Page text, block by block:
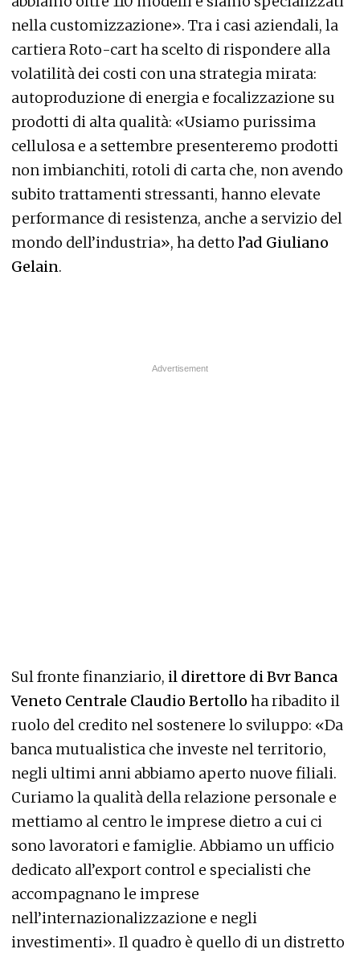
nella customizzazione». Tra i casi aziendali, la
cartiera Roto-cart ha scelto di rispondere alla
volatilità dei costi con una strategia mirata:
autoproduzione di energia e focalizzazione su
prodotti di alta qualità: «Usiamo purissima
cellulosa e a settembre presenteremo prodotti
non imbianchiti, rotoli di carta che, non avendo
subito trattamenti stressanti, hanno elevate
performance di resistenza, anche a servizio del
mondo dell’industria», ha detto l’ad Giuliano
Gelain.
Sul fronte finanziario, il direttore di Bvr Banca
Veneto Centrale Claudio Bertollo ha ribadito il
ruolo del credito nel sostenere lo sviluppo: «Da
banca mutualistica che investe nel territorio,
negli ultimi anni abbiamo aperto nuove filiali.
Curiamo la qualità della relazione personale e
mettiamo al centro le imprese dietro a cui ci
sono lavoratori e famiglie. Abbiamo un ufficio
dedicato all’export control e specialisti che
accompagnano le imprese
nell’internazionalizzazione e negli
investimenti». Il quadro è quello di un distretto